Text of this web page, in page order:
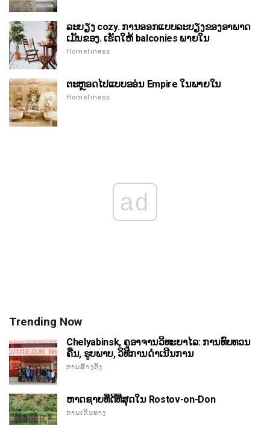
ລະບຽງ cozy. ການອອກແບບລະບຽງຂອງອາພາດ
ເມັນຂອງ. ເຮັດໃຫ້ balconies ພາຍໃນ
Homeliness
ຕະຫຼອດໄປແບບອອ່ນ Empire ໃນພາຍໃນ
Homeliness
ad
Trending Now
Chelyabinsk, ຄູອາຈານວິທະຍາໄລ: ການທົບທວນ
ຄືນ, ຮູບພາບ, ວິທີການດໍາເນີນການ
ການສ້າງຕັ້ງ
ຫາດຊາຍທີ່ດີທີ່ສຸດໃນ Rostov-on-Don
ການເດີນທາງ